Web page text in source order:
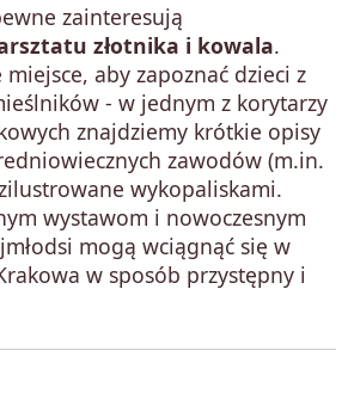
zainteresują
złotnika i kowala.
aby zapoznać dzieci z
- w jednym z korytarzy
znajdziemy krótkie opisy
zawodów (m.in.
wykopaliskami.
wystawom i nowoczesnym
mogą wciągnąć się w
w sposób przystępny i